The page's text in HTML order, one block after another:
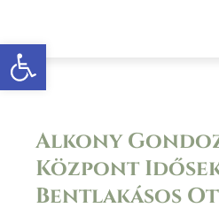
Eszköztár megnyitása
Alkony
Központ
Bentlakásos